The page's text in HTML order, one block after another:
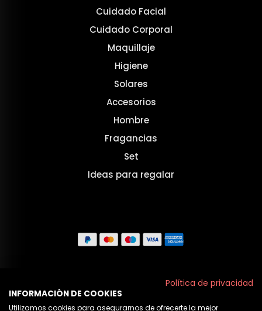
Cuidado Facial
Cuidado Corporal
Maquillaje
Higiene
Solares
Accesorios
Hombre
Fragancias
Set
Ideas para regalar
Política de privacidad
INFORMACIÓN DE COOKIES
Utilizamos cookies para asegurarnos de ofrecerte la mejor